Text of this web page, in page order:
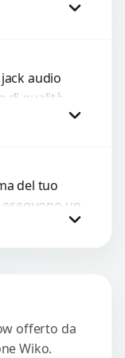
audio
di qualità
cuffie
del tuo
un
offerto da
Wiko.